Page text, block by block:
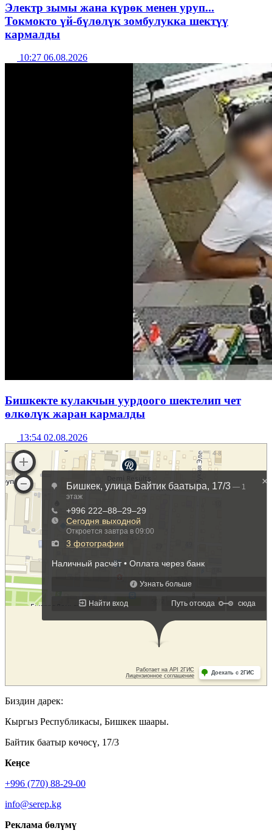
Электр зымы жана күрөк менен уруп...
Токмокто үй-бүлөлүк зомбулукка шектүү
кармалды
10:27 06.08.2026
Бишкекте кулакчын уурдоого шектелип чет
өлкөлүк жаран кармалды
13:54 02.08.2026
Биздин дарек:
Кыргыз Республикасы, Бишкек шаары.
Байтик баатыр көчөсү, 17/3
Кеӊсе
+996 (770) 88-29-00
info@serep.kg
Реклама бөлүмү